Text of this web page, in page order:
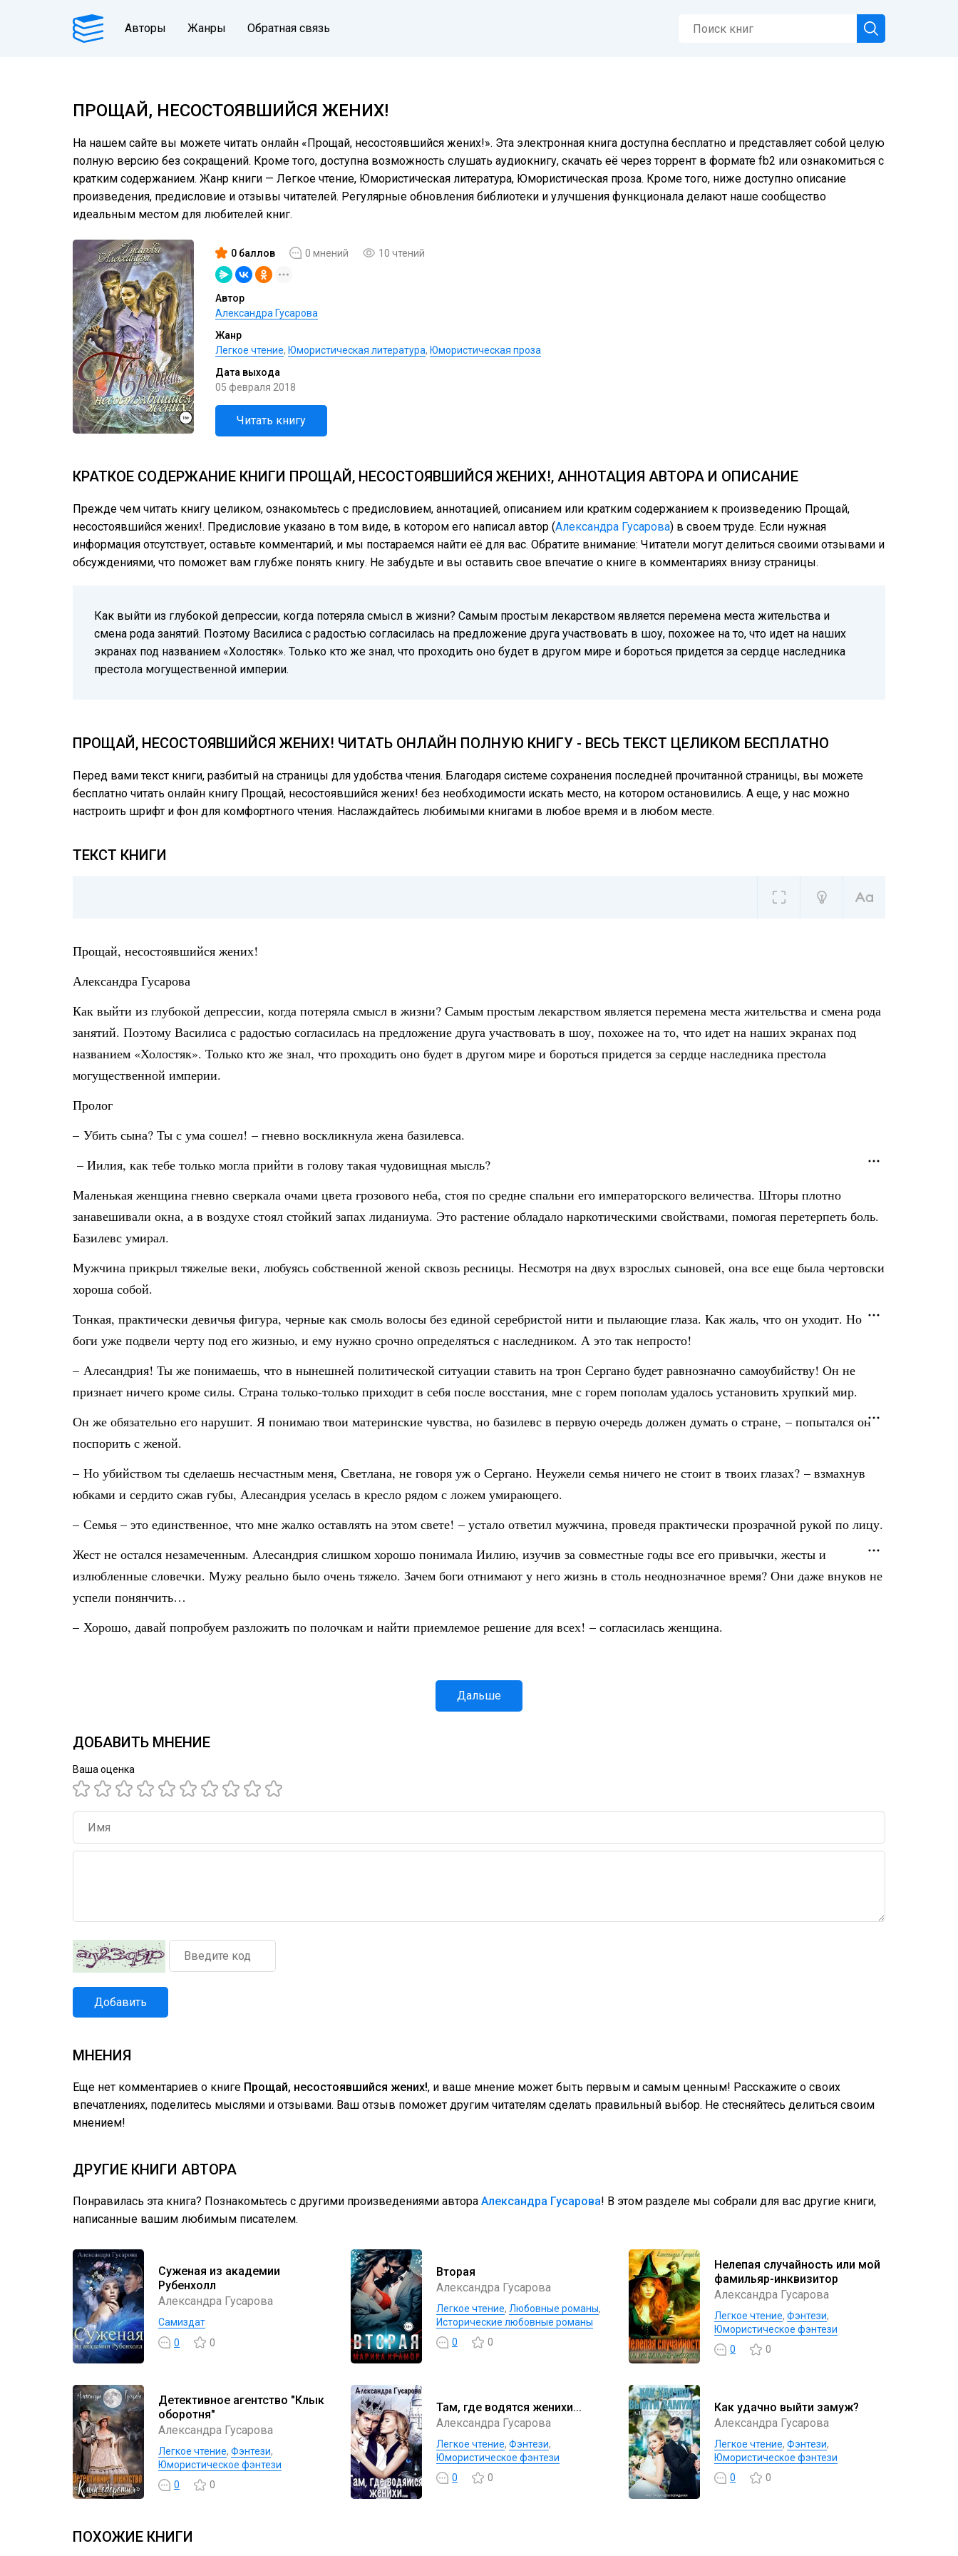
Авторы Жанры Обратная связь
ПРОЩАЙ, НЕСОСТОЯВШИЙСЯ ЖЕНИХ!
На нашем сайте вы можете читать онлайн «Прощай, несостоявшийся жених!». Эта электронная книга доступна бесплатно и представляет собой целую
полную версию без сокращений. Кроме того, доступна возможность слушать аудиокнигу, скачать её через торрент в формате fb2 или ознакомиться с
кратким содержанием. Жанр книги — Легкое чтение, Юмористическая литература, Юмористическая проза. Кроме того, ниже доступно описание
произведения, предисловие и отзывы читателей. Регулярные обновления библиотеки и улучшения функционала делают наше сообщество
идеальным местом для любителей книг.
0 баллов 0 мнений 10 чтений
Автор
Александра Гусарова
Жанр
Легкое чтение, Юмористическая литература, Юмористическая проза
Дата выхода
05 февраля 2018
Читать книгу
КРАТКОЕ СОДЕРЖАНИЕ КНИГИ ПРОЩАЙ, НЕСОСТОЯВШИЙСЯ ЖЕНИХ!, АННОТАЦИЯ АВТОРА И ОПИСАНИЕ
Прежде чем читать книгу целиком, ознакомьтесь с предисловием, аннотацией, описанием или кратким содержанием к произведению Прощай,
несостоявшийся жених!. Предисловие указано в том виде, в котором его написал автор (Александра Гусарова) в своем труде. Если нужная
информация отсутствует, оставьте комментарий, и мы постараемся найти её для вас. Обратите внимание: Читатели могут делиться своими отзывами и
обсуждениями, что поможет вам глубже понять книгу. Не забудьте и вы оставить свое впечатие о книге в комментариях внизу страницы.
Как выйти из глубокой депрессии, когда потеряла смысл в жизни? Самым простым лекарством является перемена места жительства и
смена рода занятий. Поэтому Василиса с радостью согласилась на предложение друга участвовать в шоу, похожее на то, что идет на наших
экранах под названием «Холостяк». Только кто же знал, что проходить оно будет в другом мире и бороться придется за сердце наследника
престола могущественной империи.
ПРОЩАЙ, НЕСОСТОЯВШИЙСЯ ЖЕНИХ! ЧИТАТЬ ОНЛАЙН ПОЛНУЮ КНИГУ - ВЕСЬ ТЕКСТ ЦЕЛИКОМ БЕСПЛАТНО
Перед вами текст книги, разбитый на страницы для удобства чтения. Благодаря системе сохранения последней прочитанной страницы, вы можете
бесплатно читать онлайн книгу Прощай, несостоявшийся жених! без необходимости искать место, на котором остановились. А еще, у нас можно
настроить шрифт и фон для комфортного чтения. Наслаждайтесь любимыми книгами в любое время и в любом месте.
ТЕКСТ КНИГИ
Прощай, несостоявшийся жених!
Александра Гусарова
Как выйти из глубокой депрессии, когда потеряла смысл в жизни? Самым простым лекарством является перемена места жительства и смена рода
занятий. Поэтому Василиса с радостью согласилась на предложение друга участвовать в шоу, похожее на то, что идет на наших экранах под
названием «Холостяк». Только кто же знал, что проходить оно будет в другом мире и бороться придется за сердце наследника престола
могущественной империи.
Пролог
– Убить сына? Ты с ума сошел! – гневно воскликнула жена базилевса.
– Иилия, как тебе только могла прийти в голову такая чудовищная мысль?
Маленькая женщина гневно сверкала очами цвета грозового неба, стоя по средне спальни его императорского величества. Шторы плотно
занавешивали окна, а в воздухе стоял стойкий запах лиданиума. Это растение обладало наркотическими свойствами, помогая перетерпеть боль.
Базилевс умирал.
Мужчина прикрыл тяжелые веки, любуясь собственной женой сквозь ресницы. Несмотря на двух взрослых сыновей, она все еще была чертовски
хороша собой.
Тонкая, практически девичья фигура, черные как смоль волосы без единой серебристой нити и пылающие глаза. Как жаль, что он уходит. Но
боги уже подвели черту под его жизнью, и ему нужно срочно определяться с наследником. А это так непросто!
– Алесандрия! Ты же понимаешь, что в нынешней политической ситуации ставить на трон Сергано будет равнозначно самоубийству! Он не
признает ничего кроме силы. Страна только-только приходит в себя после восстания, мне с горем пополам удалось установить хрупкий мир.
Он же обязательно его нарушит. Я понимаю твои материнские чувства, но базилевс в первую очередь должен думать о стране, – попытался он
поспорить с женой.
– Но убийством ты сделаешь несчастным меня, Светлана, не говоря уж о Сергано. Неужели семья ничего не стоит в твоих глазах? – взмахнув
юбками и сердито сжав губы, Алесандрия уселась в кресло рядом с ложем умирающего.
– Семья – это единственное, что мне жалко оставлять на этом свете! – устало ответил мужчина, проведя практически прозрачной рукой по лицу.
Жест не остался незамеченным. Алесандрия слишком хорошо понимала Иилию, изучив за совместные годы все его привычки, жесты и
излюбленные словечки. Мужу реально было очень тяжело. Зачем боги отнимают у него жизнь в столь неоднозначное время? Они даже внуков не
успели понянчить…
– Хорошо, давай попробуем разложить по полочкам и найти приемлемое решение для всех! – согласилась женщина.
Дальше
ДОБАВИТЬ МНЕНИЕ
Ваша оценка
Добавить
МНЕНИЯ
Еще нет комментариев о книге Прощай, несостоявшийся жених!, и ваше мнение может быть первым и самым ценным! Расскажите о своих
впечатлениях, поделитесь мыслями и отзывами. Ваш отзыв поможет другим читателям сделать правильный выбор. Не стесняйтесь делиться своим
мнением!
ДРУГИЕ КНИГИ АВТОРА
Понравилась эта книга? Познакомьтесь с другими произведениями автора Александра Гусарова! В этом разделе мы собрали для вас другие книги,
написанные вашим любимым писателем.
Суженая из академии
Рубенхолл
Александра Гусарова
Самиздат
0
0
Вторая
Александра Гусарова
Легкое чтение, Любовные романы,
Исторические любовные романы
0
0
Нелепая случайность или мой
фамильяр-инквизитор
Александра Гусарова
Легкое чтение, Фэнтези,
Юмористическое фэнтези
0
0
Детективное агентство "Клык
оборотня"
Александра Гусарова
Легкое чтение, Фэнтези,
Юмористическое фэнтези
0
0
Там, где водятся женихи...
Александра Гусарова
Легкое чтение, Фэнтези,
Юмористическое фэнтези
0
0
Как удачно выйти замуж?
Александра Гусарова
Легкое чтение, Фэнтези,
Юмористическое фэнтези
0
0
ПОХОЖИЕ КНИГИ